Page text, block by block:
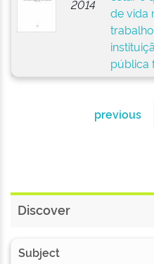
2014
de vida
pública
previous
Discover
Subject